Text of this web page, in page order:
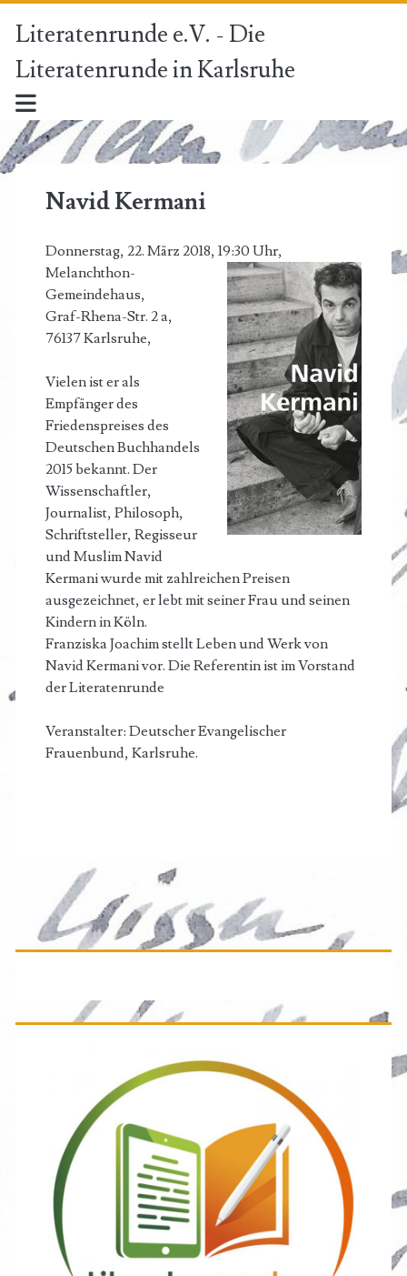
Literatenrunde e.V. - Die
Literatenrunde in Karlsruhe
Navid Kermani
Donnerstag, 22. März 2018, 19:30 Uhr,
Melanchthon-
Gemeindehaus,
Graf-Rhena-Str. 2 a,
76137 Karlsruhe,
Vielen ist er als
Empfänger des
Friedenspreises des
Deutschen Buchhandels
2015 bekannt. Der
Wissenschaftler,
Journalist, Philosoph,
Schriftsteller, Regisseur
und Muslim Navid
Kermani wurde mit zahlreichen Preisen
ausgezeichnet, er lebt mit seiner Frau und seinen
Kindern in Köln.
Franziska Joachim stellt Leben und Werk von
Navid Kermani vor. Die Referentin ist im Vorstand
der Literatenrunde
Veranstalter: Deutscher Evangelischer
Frauenbund, Karlsruhe.
Primäre
Seitenleiste